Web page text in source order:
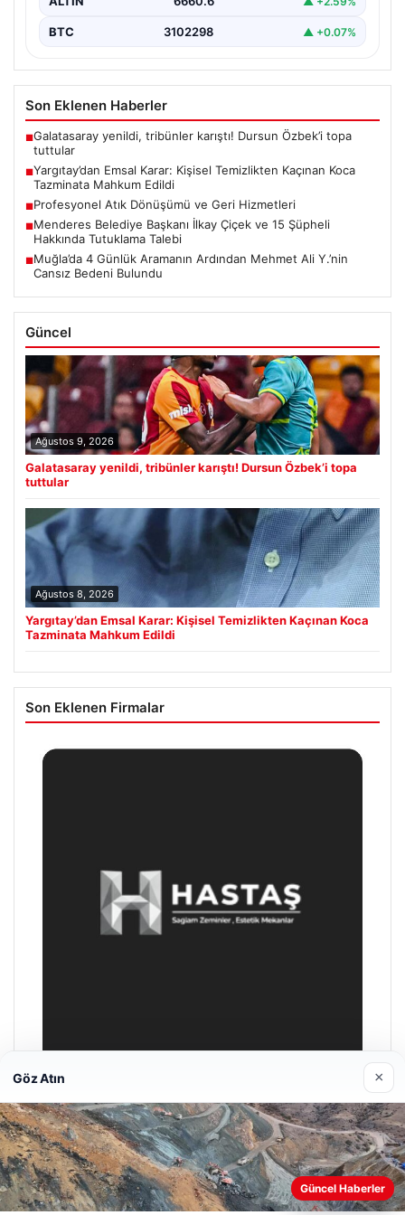
BTC 3102298 ▲ +0.07%
Son Eklenen Haberler
■Galatasaray yenildi, tribünler karıştı! Dursun Özbek’i topa
tuttular
■Yargıtay’dan Emsal Karar: Kişisel Temizlikten Kaçınan Koca
Tazminata Mahkum Edildi
■Profesyonel Atık Dönüşümü ve Geri Hizmetleri
■Menderes Belediye Başkanı İlkay Çiçek ve 15 Şüpheli
Hakkında Tutuklama Talebi
■Muğla’da 4 Günlük Aramanın Ardından Mehmet Ali Y.’nin
Cansız Bedeni Bulundu
Güncel
Ağustos 9, 2026
Galatasaray yenildi, tribünler karıştı! Dursun Özbek’i topa
tuttular
Ağustos 8, 2026
Yargıtay’dan Emsal Karar: Kişisel Temizlikten Kaçınan Koca
Tazminata Mahkum Edildi
Son Eklenen Firmalar
Prenses Night Club
Nisan 29, 2026
Web sitemizi nasıl kullandığınızı daha iyi anlayabilmek,
Göz Atın ×
Güncel Haberler